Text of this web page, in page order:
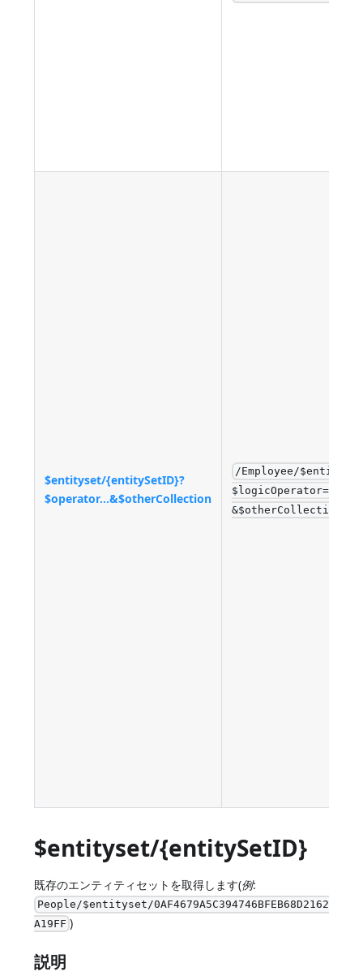
$entityset/{entitySetID}?
$operator...&$otherCollection
/Employee/$entityset/
$logicOperator=AND
$entityset/{entitySetID}
既存のエンティティセットを取得します(例:
People/$entityset/0AF4679A5C394746BFEB68D2162
A19FF )
説明